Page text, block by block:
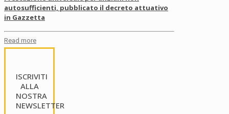
autosufficienti, pubblicato il decreto attuativo
in Gazzetta
Read more
ISCRIVITI
ALLA
NOSTRA
NEWSLETTER